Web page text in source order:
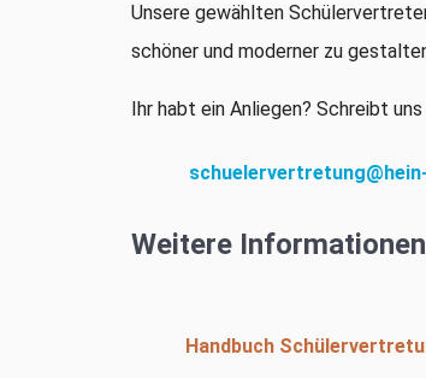
Unsere gewählten
schöner und moderner zu
Ihr habt ein Anliegen? Schreibt
Weitere Informationen
Handbuch